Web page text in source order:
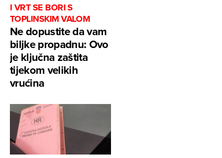
I VRT SE BORI S
TOPLINSKIM VALOM
Ne dopustite da vam
biljke propadnu: Ovo
je ključna zaštita
tijekom velikih
vrućina